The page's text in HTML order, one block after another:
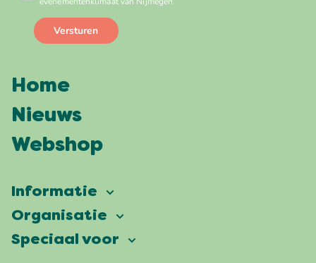
Home
Nieuws
Webshop
Informatie
Vierdaagsefeesten
Veelgestelde vragen
Organisatie
Onze ambitie
Speciaal voor